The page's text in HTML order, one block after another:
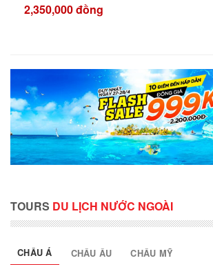
2,350,000đồng
TOURS DU LỊCH NƯỚC NGOÀI
CHÂU Á CHÂU ÂU CHÂU MỸ